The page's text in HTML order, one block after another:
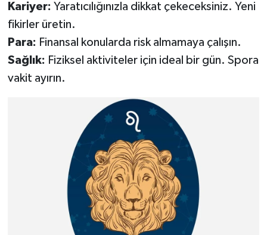
Kariyer: Yaratıcılığınızla dikkat çekeceksiniz. Yeni
fikirler üretin.
Para: Finansal konularda risk almamaya çalışın.
Sağlık: Fiziksel aktiviteler için ideal bir gün. Spora
vakit ayırın.